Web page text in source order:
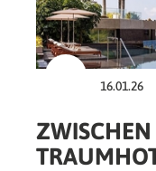
16.01.26
ZWISCHEN